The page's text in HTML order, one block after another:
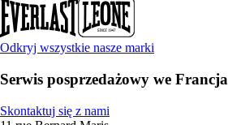
Odkryj wszystkie nasze marki
Serwis posprzedażowy we Francja
Skontaktuj się z nami